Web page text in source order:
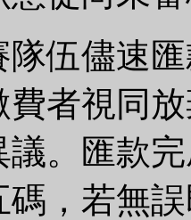
隊伍儘速
費者視同
議。匯款
碼，若無